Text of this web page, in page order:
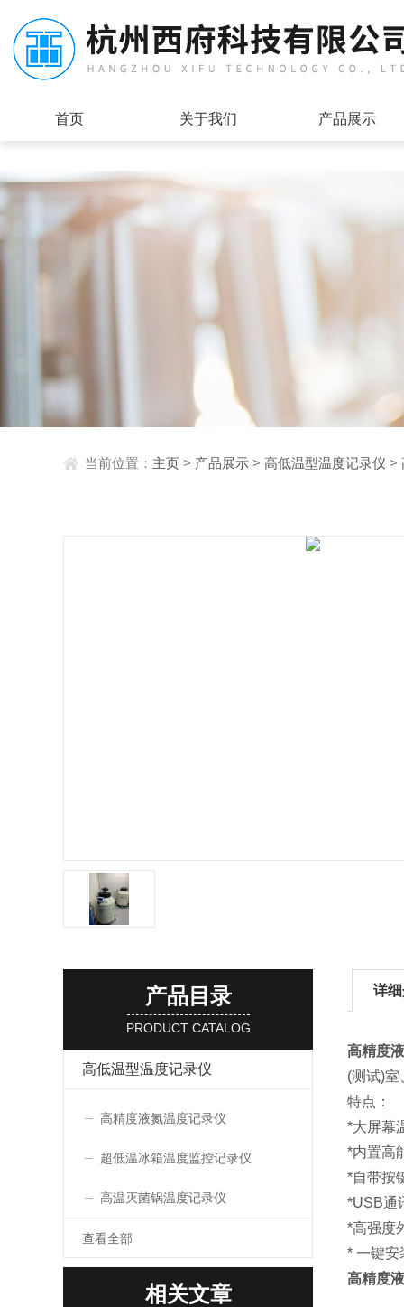
首页 关于我们 产品展示
当前位置： 主页 > 产品展示 > 高低温型温度记录仪 >
产品目录
PRODUCT CATALOG
高低温型温度记录仪
高精度液氮温度记录仪
超低温冰箱温度监控记录仪
高温灭菌锅温度记录仪
查看全部
相关文章
详
高精度
(测试)
特点：
*大屏幕
*内置高
*自带按
*USB通
*高强度
* 一键安
高精度